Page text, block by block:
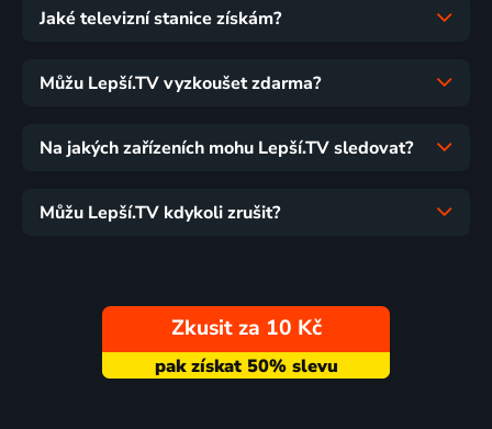
Jaké televizní stanice získám?
Můžu Lepší.TV vyzkoušet zdarma?
Na jakých zařízeních mohu Lepší.TV sledovat?
Můžu Lepší.TV kdykoli zrušit?
Zkusit za 10 Kč